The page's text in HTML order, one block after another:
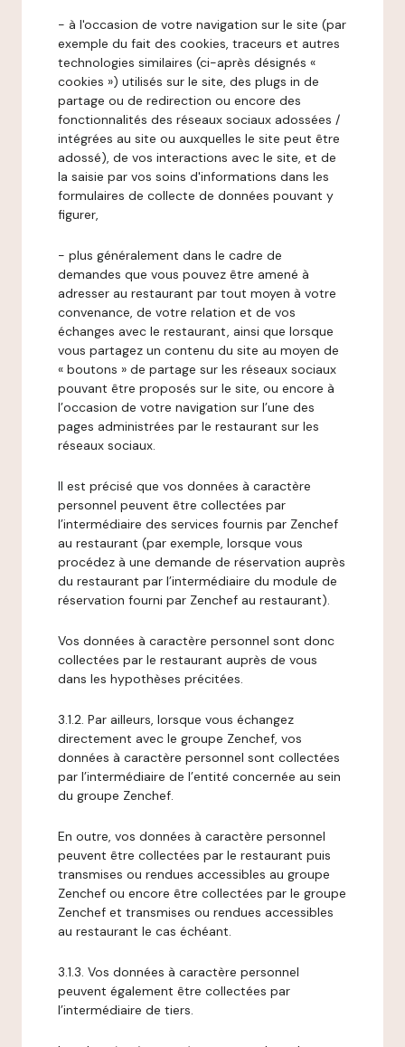
- à l'occasion de votre navigation sur le site (par
exemple du fait des cookies, traceurs et autres
technologies similaires (ci-après désignés «
cookies ») utilisés sur le site, des plugs in de
partage ou de redirection ou encore des
fonctionnalités des réseaux sociaux adossées /
intégrées au site ou auxquelles le site peut être
adossé), de vos interactions avec le site, et de
la saisie par vos soins d'informations dans les
formulaires de collecte de données pouvant y
figurer,
- plus généralement dans le cadre de
demandes que vous pouvez être amené à
adresser au restaurant par tout moyen à votre
convenance, de votre relation et de vos
échanges avec le restaurant, ainsi que lorsque
vous partagez un contenu du site au moyen de
« boutons » de partage sur les réseaux sociaux
pouvant être proposés sur le site, ou encore à
l’occasion de votre navigation sur l’une des
pages administrées par le restaurant sur les
réseaux sociaux.
Il est précisé que vos données à caractère
personnel peuvent être collectées par
l’intermédiaire des services fournis par Zenchef
au restaurant (par exemple, lorsque vous
procédez à une demande de réservation auprès
du restaurant par l’intermédiaire du module de
réservation fourni par Zenchef au restaurant).
Vos données à caractère personnel sont donc
collectées par le restaurant auprès de vous
dans les hypothèses précitées.
3.1.2. Par ailleurs, lorsque vous échangez
directement avec le groupe Zenchef, vos
données à caractère personnel sont collectées
par l’intermédiaire de l’entité concernée au sein
du groupe Zenchef.
En outre, vos données à caractère personnel
peuvent être collectées par le restaurant puis
transmises ou rendues accessibles au groupe
Zenchef ou encore être collectées par le groupe
Zenchef et transmises ou rendues accessibles
au restaurant le cas échéant.
3.1.3. Vos données à caractère personnel
peuvent également être collectées par
l’intermédiaire de tiers.